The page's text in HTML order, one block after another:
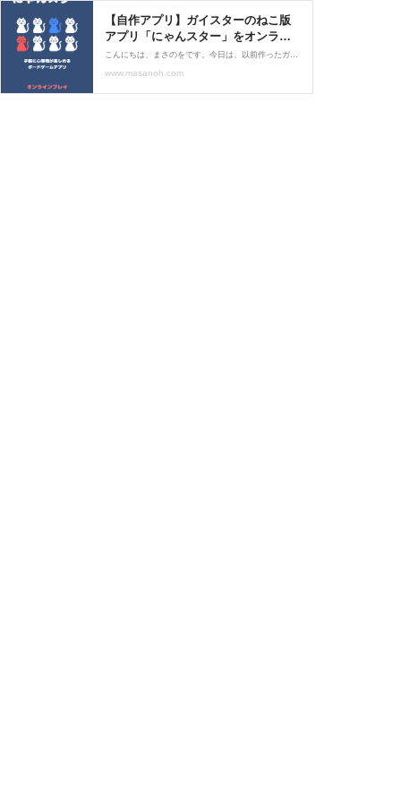
【自作アプリ】ガイスターのねこ版
アプリ「にゃんスター」をオンライ
ン対応してみた。｜Unityでボードゲ
ーム制作 : まさのをブログ ～アプ
こんにちは、まさのをです。今日は、以前作ったガイスターのねこ版ボードゲームアプリ「にゃんスター」に、久しぶりに手を加えてオンラインプレイに対応したので紹介したいと思います！にゃんスター ～ねこの心理戦略ボードゲーム～無料前に書いた「にゃんスター」の制作記事
www.masanoh.com